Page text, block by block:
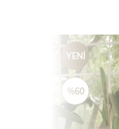
YENI
ÜRÜN
%60